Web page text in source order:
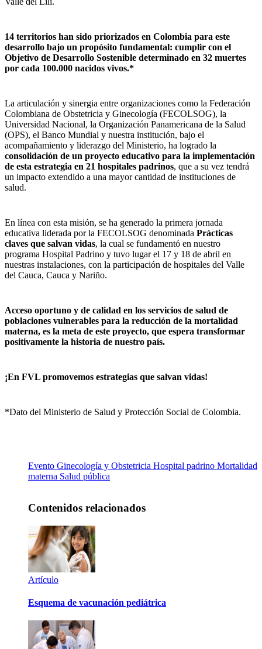
14 territorios han sido priorizados en Colombia para este
desarrollo bajo un propósito fundamental: cumplir con el
Objetivo de Desarrollo Sostenible determinado en 32 muertes
por cada 100.000 nacidos vivos.*
La articulación y sinergia entre organizaciones como la Federación
Colombiana de Obstetricia y Ginecología (FECOLSOG), la
Universidad Nacional, la Organización Panamericana de la Salud
(OPS), el Banco Mundial y nuestra institución, bajo el
acompañamiento y liderazgo del Ministerio, ha logrado la
consolidación de un proyecto educativo para la implementación
de esta estrategia en 21 hospitales padrinos, que a su vez tendrá
un impacto extendido a una mayor cantidad de instituciones de
salud.
En línea con esta misión, se ha generado la primera jornada
educativa liderada por la FECOLSOG denominada Prácticas
claves que salvan vidas, la cual se fundamentó en nuestro
programa Hospital Padrino y tuvo lugar el 17 y 18 de abril en
nuestras instalaciones, con la participación de hospitales del Valle
del Cauca, Cauca y Nariño.
Acceso oportuno y de calidad en los servicios de salud de
poblaciones vulnerables para la reducción de la mortalidad
materna, es la meta de este proyecto, que espera transformar
positivamente la historia de nuestro país.
¡En FVL promovemos estrategias que salvan vidas!
*Dato del Ministerio de Salud y Protección Social de Colombia.
Evento Ginecología y Obstetricia Hospital padrino Mortalidad
materna Salud pública
Contenidos relacionados
Artículo
Esquema de vacunación pediátrica